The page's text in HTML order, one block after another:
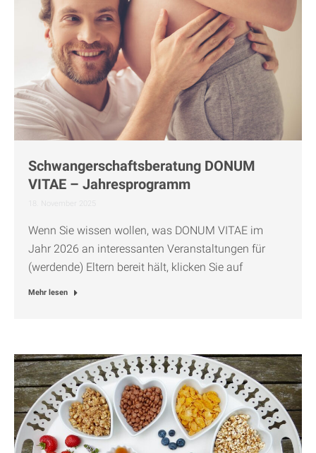
Schwangerschaftsberatung DONUM
VITAE – Jahresprogramm
18. November 2025
Wenn Sie wissen wollen, was DONUM VITAE im
Jahr 2026 an interessanten Veranstaltungen für
(werdende) Eltern bereit hält, klicken Sie auf
Mehr lesen